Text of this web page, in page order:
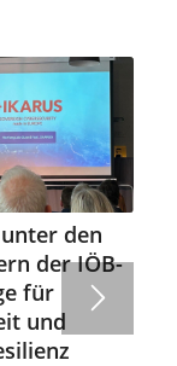
unter den
der IÖB-
für
und